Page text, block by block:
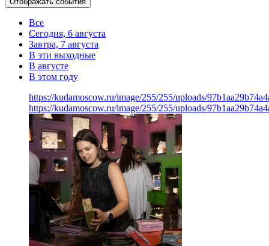
Все
Сегодня, 6 августа
Завтра, 7 августа
В эти выходные
В августе
В этом году
https://kudamoscow.ru/image/255/255/uploads/
https://kudamoscow.ru/image/255/255/uploads/